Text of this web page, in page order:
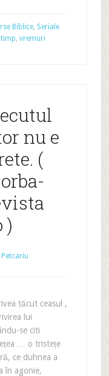
Biblice, Seriale
timp, vremuri
nu e
(
)
tăcut ceasul ,
lui
se citi
… o tristețe
ce duhnea a
în agonie,